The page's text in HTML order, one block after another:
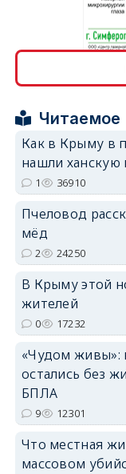
Читаемое
Как в Крыму в
нашли ханскую
1 36910
Пчеловод
мёд
2 24250
В Крыму этой
жителей
0 17232
«Чудом живы»:
остались без
БПЛА
9 12301
Что местная
массовом